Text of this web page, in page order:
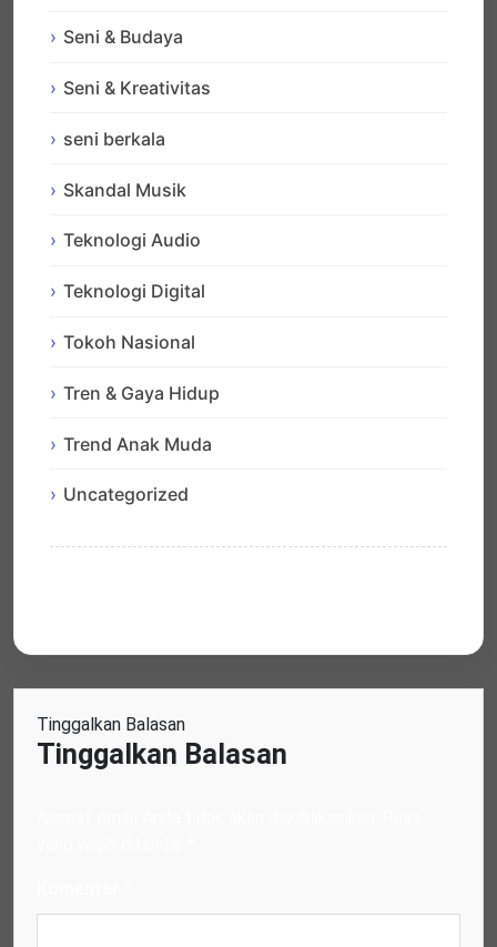
Seni & Budaya
Seni & Kreativitas
seni berkala
Skandal Musik
Teknologi Audio
Teknologi Digital
Tokoh Nasional
Tren & Gaya Hidup
Trend Anak Muda
Uncategorized
Tinggalkan Balasan
Tinggalkan Balasan